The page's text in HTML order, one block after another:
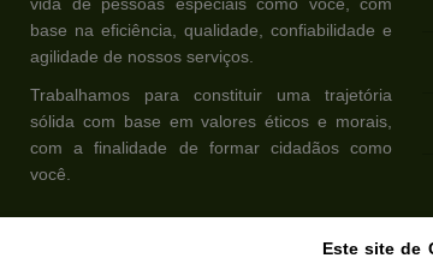
base na eficiência, qualidade, confiabilidade e
agilidade de nossos serviços.
Trabalhamos para constituir uma trajetória
sólida com base em valores éticos e morais,
com a finalidade de formar cidadãos como
você.
Este site de